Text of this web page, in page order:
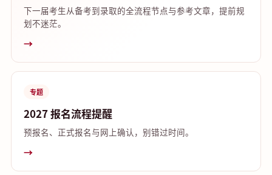
下一届考生从备考到录取的全流程节点与参考文章，提前规
划不迷茫。
→
专题
2027 报名流程提醒
预报名、正式报名与网上确认，别错过时间。
→